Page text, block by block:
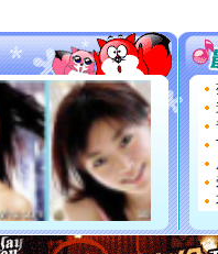
你太多，
要平安
[圣诞节]
能正大
都要快乐
[圣诞节]
如意,快
[元旦]
看
断电。
你是我
[元旦]如
起；二是